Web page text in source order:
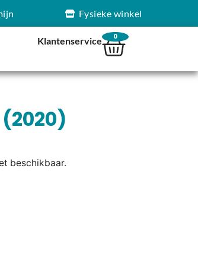
Fysieke winkel
Klantenservice 0
(2020)
beschikbaar.